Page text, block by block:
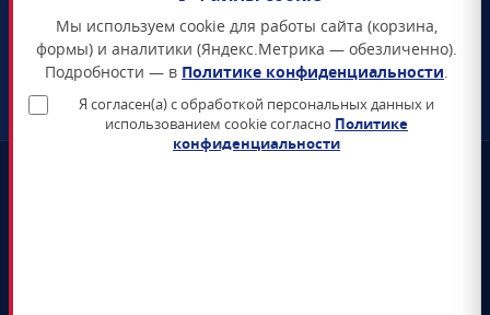
Семёновская набережная, д. 2/1, стр. 1, офис 411
Схема проезда →
ЗАКАЗАТЬ ЗВОНОК
Мы используем cookie для работы сайта (корзина,
формы) и аналитики (Яндекс.Метрика — обезличенно).
Подробности — в Политике конфиденциальности.
Я согласен(а) с обработкой персональных данных и
использованием cookie согласно Политике
конфиденциальности